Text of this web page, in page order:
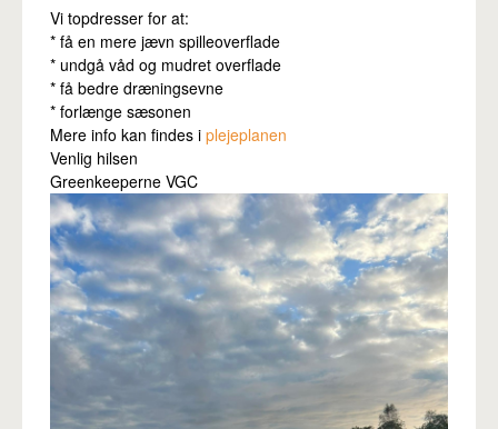
Pro
Vi topdresser for at:
* få en mere jævn spilleoverflade
* undgå våd og mudret overflade
* få bedre dræningsevne
* forlænge sæsonen
Mere info kan findes i plejeplanen
Venlig hilsen
Greenkeeperne VGC